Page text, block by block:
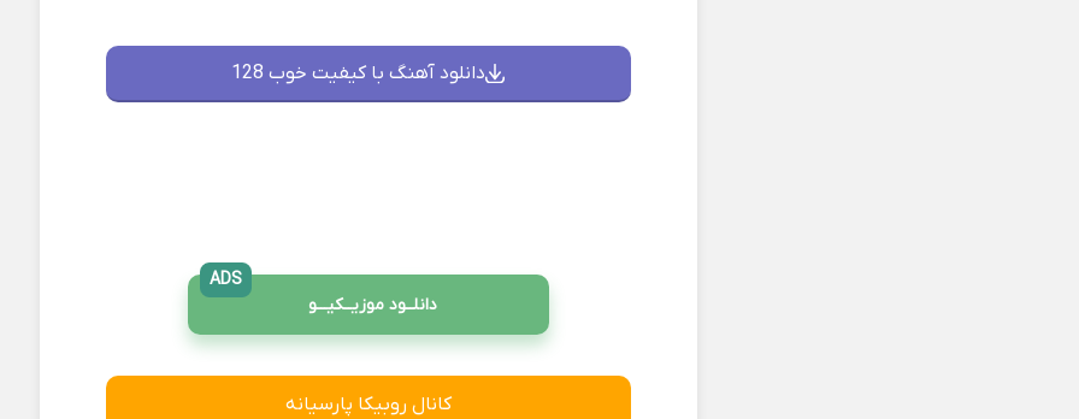
دانلود آهنگ با کیفیت خوب 128
دانلــود موزیــکیـــو
ADS
کانال روبیکا پارسیانه